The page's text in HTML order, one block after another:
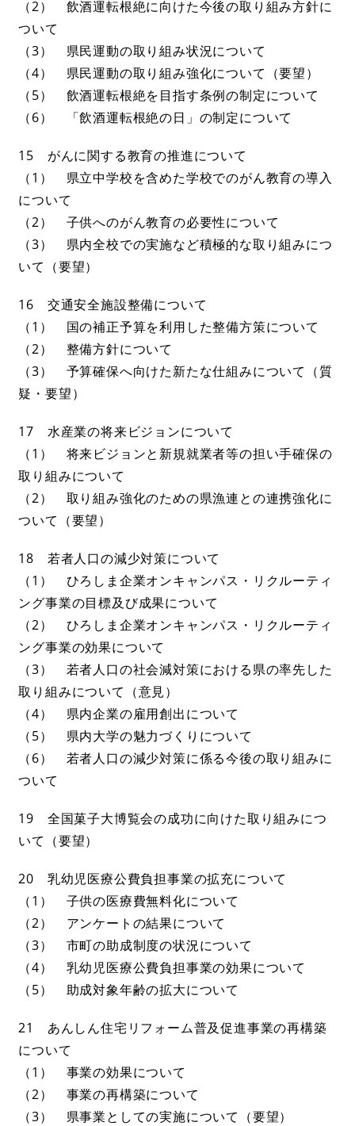
（2） 飲酒運転根絶に向けた今後の取り組み方針に
ついて
（3） 県民運動の取り組み状況について
（4） 県民運動の取り組み強化について（要望）
（5） 飲酒運転根絶を目指す条例の制定について
（6） 「飲酒運転根絶の日」の制定について
15 がんに関する教育の推進について
（1） 県立中学校を含めた学校でのがん教育の導入
について
（2） 子供へのがん教育の必要性について
（3） 県内全校での実施など積極的な取り組みにつ
いて（要望）
16 交通安全施設整備について
（1） 国の補正予算を利用した整備方策について
（2） 整備方針について
（3） 予算確保へ向けた新たな仕組みについて（質
疑・要望）
17 水産業の将来ビジョンについて
（1） 将来ビジョンと新規就業者等の担い手確保の
取り組みについて
（2） 取り組み強化のための県漁連との連携強化に
ついて（要望）
18 若者人口の減少対策について
（1） ひろしま企業オンキャンパス・リクルーティ
ング事業の目標及び成果について
（2） ひろしま企業オンキャンパス・リクルーティ
ング事業の効果について
（3） 若者人口の社会減対策における県の率先した
取り組みについて（意見）
（4） 県内企業の雇用創出について
（5） 県内大学の魅力づくりについて
（6） 若者人口の減少対策に係る今後の取り組みに
ついて
19 全国菓子大博覧会の成功に向けた取り組みにつ
いて（要望）
20 乳幼児医療公費負担事業の拡充について
（1） 子供の医療費無料化について
（2） アンケートの結果について
（3） 市町の助成制度の状況について
（4） 乳幼児医療公費負担事業の効果について
（5） 助成対象年齢の拡大について
21 あんしん住宅リフォーム普及促進事業の再構築
について
（1） 事業の効果について
（2） 事業の再構築について
（3） 県事業としての実施について（要望）